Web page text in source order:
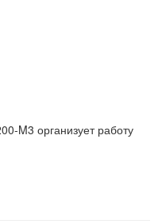
M3 организует работу